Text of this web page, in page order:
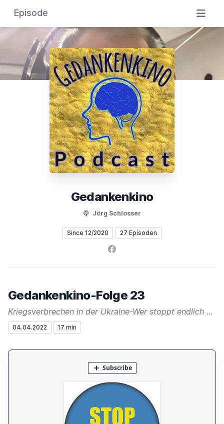
Episode
Gedankenkino
Jörg Schlosser
Since 12/2020 27 Episoden
Facebook
Gedankenkino-Folge 23
Kriegsverbrechen in der Ukraine-Wer stoppt endlich den Aggressor ?
04.04.2022 17 min